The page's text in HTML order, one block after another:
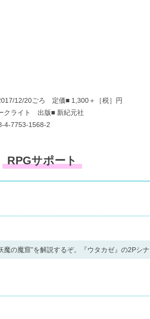
12/20ごろ 定価■ 1,300＋［税］円
クライト 出版■ 新紀元社
4-7753-1568-2
RPGサポート
魔の魔窟”を解説するぞ。『ウタカゼ』の2Pシ